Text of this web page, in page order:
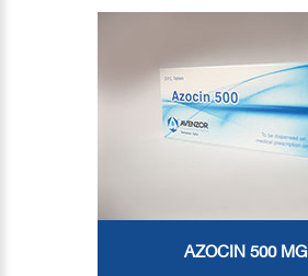
AZOCIN 500 MG